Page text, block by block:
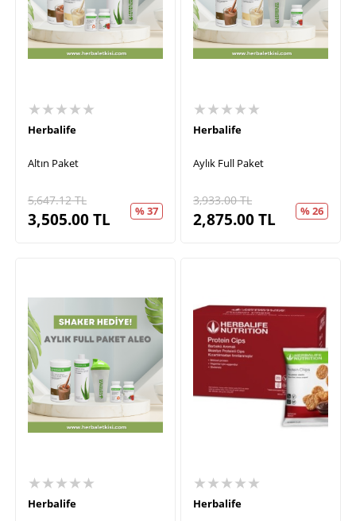
★★★★★
Herbalife
Altın Paket
5,647.12TL
3,505.00TL % 37
★★★★★
Herbalife
Aylık Full Paket
3,933.00TL
2,875.00TL % 26
★★★★★
Herbalife
★★★★★
Herbalife